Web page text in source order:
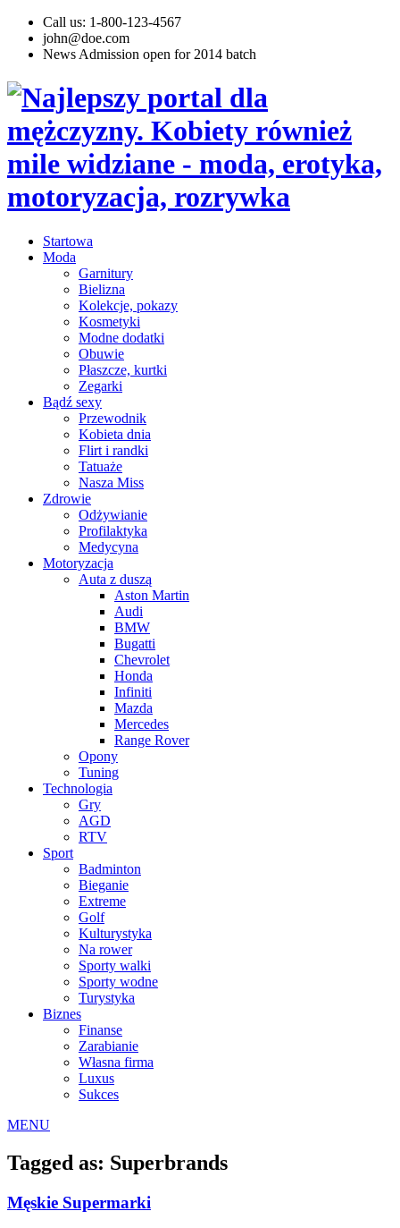
Call us: 1-800-123-4567
john@doe.com
News Admission open for 2014 batch
Startowa
Moda
Garnitury
Bielizna
Kolekcje, pokazy
Kosmetyki
Modne dodatki
Obuwie
Płaszcze, kurtki
Zegarki
Bądź sexy
Przewodnik
Kobieta dnia
Flirt i randki
Tatuaże
Nasza Miss
Zdrowie
Odżywianie
Profilaktyka
Medycyna
Motoryzacja
Auta z duszą
Aston Martin
Audi
BMW
Bugatti
Chevrolet
Honda
Infiniti
Mazda
Mercedes
Range Rover
Opony
Tuning
Technologia
Gry
AGD
RTV
Sport
Badminton
Bieganie
Extreme
Golf
Kulturystyka
Na rower
Sporty walki
Sporty wodne
Turystyka
Biznes
Finanse
Zarabianie
Własna firma
Luxus
Sukces
MENU
Tagged as: Superbrands
Męskie Supermarki